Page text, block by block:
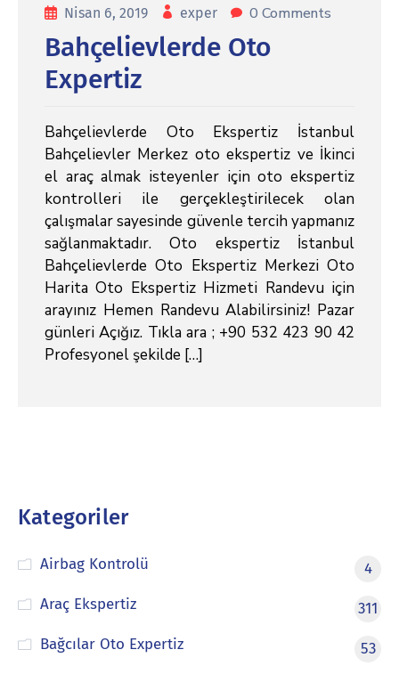
Nisan 6, 2019 exper 0 Comments
Bahçelievlerde Oto
Expertiz
Bahçelievlerde Oto Ekspertiz İstanbul
Bahçelievler Merkez oto ekspertiz ve İkinci
el araç almak isteyenler için oto ekspertiz
kontrolleri ile gerçekleştirilecek olan
çalışmalar sayesinde güvenle tercih yapmanız
sağlanmaktadır. Oto ekspertiz İstanbul
Bahçelievlerde Oto Ekspertiz Merkezi Oto
Harita Oto Ekspertiz Hizmeti Randevu için
arayınız Hemen Randevu Alabilirsiniz! Pazar
günleri Açığız. Tıkla ara ; +90 532 423 90 42
Profesyonel şekilde […]
Kategoriler
Airbag Kontrolü
4
Araç Ekspertiz
311
Bağcılar Oto Expertiz
53